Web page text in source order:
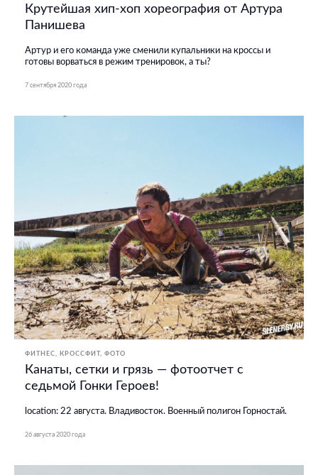
Крутейшая хип-хоп хореография от Артура
Панишева
Артур и его команда уже сменили купальники на кроссы и
готовы ворваться в режим тренировок, а ты?
7 сентября 2020 года
ФИТНЕС, КРОССФИТ ФОТО
Канаты, сетки и грязь — фотоотчет с
седьмой Гонки Героев!
location: 22 августа. Владивосток. Военный полигон Горностай.
26 августа 2020 года